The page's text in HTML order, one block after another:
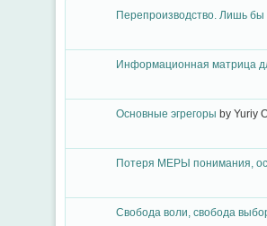
Перепроизводство. Лишь
Информационная матрица
Основные эгрегоры by Yuriy
Потеря МЕРЫ понимания,
Свобода воли, свобода